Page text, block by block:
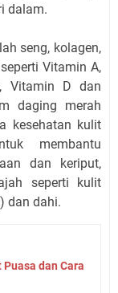
dalam.
seng, kolagen,
Vitamin A,
Vitamin D dan
daging merah
kesehatan kulit
membantu
dan keriput,
seperti kulit
dan dahi.
dan Cara